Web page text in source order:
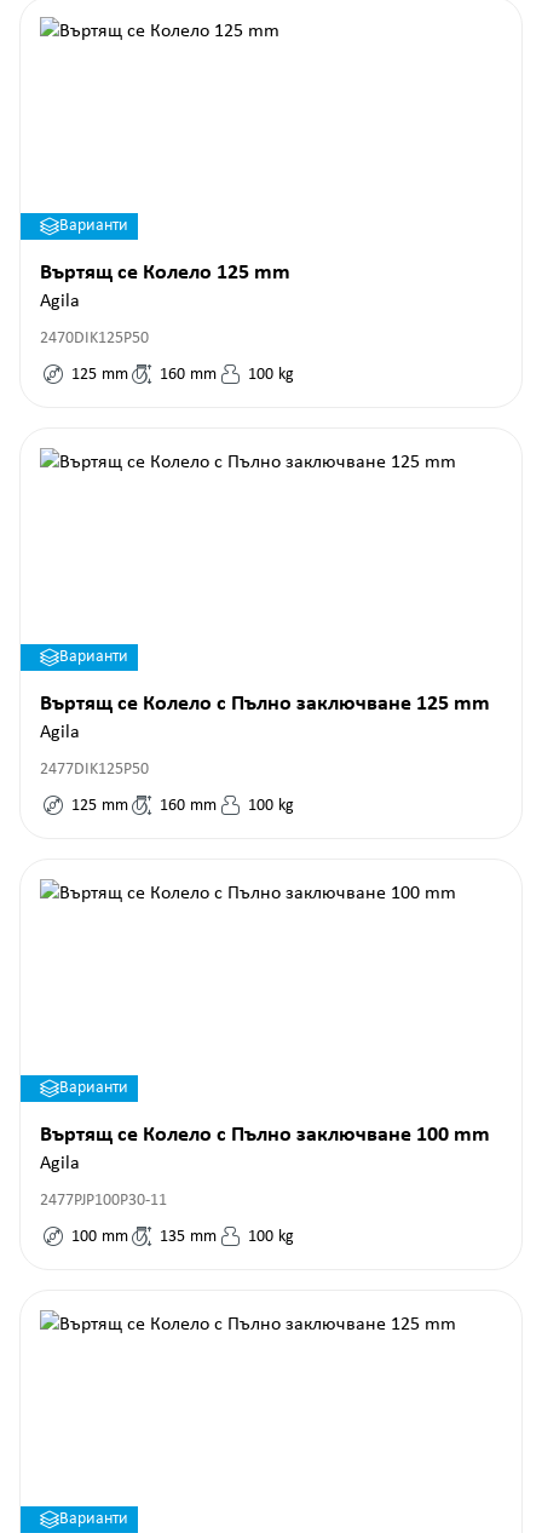
Варианти
Въртящ се Колело 125 mm
Agila
2470DIK125P50
125 mm 160 mm 100 kg
Варианти
Въртящ се Колело с Пълно заключване 125 mm
Agila
2477DIK125P50
125 mm 160 mm 100 kg
Варианти
Въртящ се Колело с Пълно заключване 100 mm
Agila
2477PJP100P30-11
100 mm 135 mm 100 kg
Варианти